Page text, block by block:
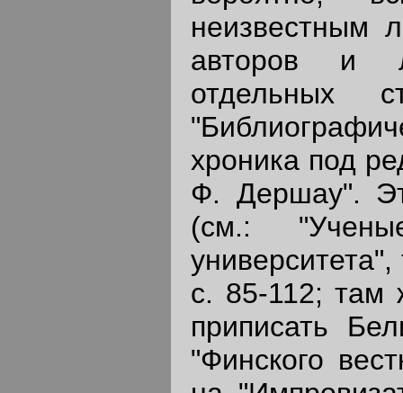
неизвестным
авторов и
отдельных
хроника под
Ф. Дершау".
(см.:
с. 85-112; там
приписать
"Финского